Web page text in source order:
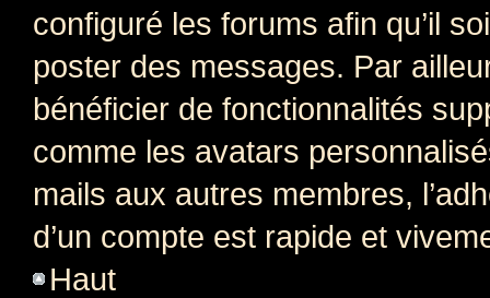
configuré les forums afin qu’il
poster des messages. Par
bénéficier de fonctionnalités
comme les avatars
mails aux autres membres,
d’un compte est rapide et
Haut